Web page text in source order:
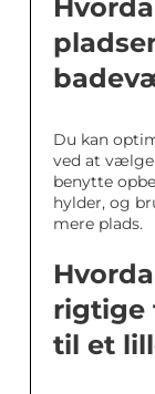
Du kan
ved at
benytte
hylder, og
mere plads.
rigtige
til et